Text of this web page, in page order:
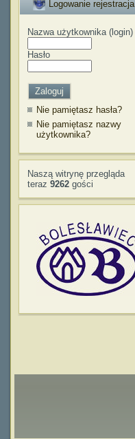
Logowanie rejestracja
Nazwa użytkownika (login)
Hasło
Nie pamiętasz hasła?
Nie pamiętasz nazwy
użytkownika?
Naszą witrynę przegląda
teraz 9262 gości